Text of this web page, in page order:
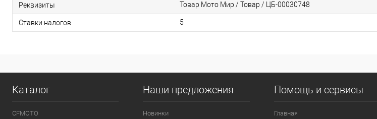
Реквизиты Товар Мото Мир / Товар / ЦБ-00030748
Ставки налогов 5
Каталог
CFMOTO
Наши предложения
Новинки
Помощь и сервисы
Главная